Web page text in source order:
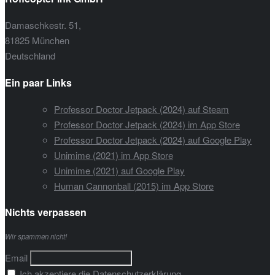
Damaschkestr. 51,
81825 München
Deutschland
Ein paar Links
Professor Doctor Jetpack (2024) auf Steam
Professor Doctor Jetpack (2024) im App Store
Professor Doctor Jetpack (2024) auf Google Play
Unimime (2021) im App Store
Unimime (2021) auf Google Play
Human Cannonball (2015) im App Store
Nichts verpassen
Wir spammen nicht!
Email